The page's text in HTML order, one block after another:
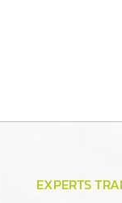
EXPERTS